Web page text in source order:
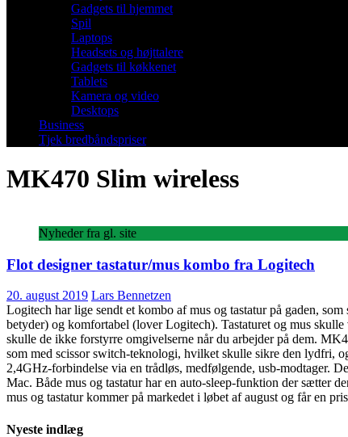
Gadgets til hjemmet
Spil
Laptops
Headsets og højttalere
Gadgets til køkkenet
Tablets
Kamera og video
Desktops
Business
Tjek bredbåndspriser
MK470 Slim wireless
Nyheder fra gl. site
Flot designer tastatur/mus kombo fra Logitech
20. august 2019 Lars Bennetzen
Logitech har lige sendt et kombo af mus og tastatur på gaden,
betyder) og komfortabel (lover Logitech). Tastaturet og mus
skulle de ikke forstyrre omgivelserne når du arbejder på dem.
som med scissor switch-teknologi, hvilket skulle sikre den lydfri,
2,4GHz-forbindelse via en trådløs, medfølgende, usb-modtager.
Mac. Både mus og tastatur har en auto-sleep-funktion der sætter
mus og tastatur kommer på markedet i løbet af august og får en
Nyeste indlæg